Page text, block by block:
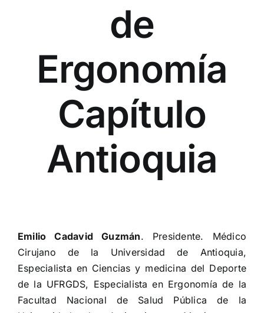
de
Ergonomía
Capítulo
Antioquia
Emilio Cadavid Guzmán. Presidente. Médico
Cirujano de la Universidad de Antioquia,
Especialista en Ciencias y medicina del Deporte
de la UFRGDS, Especialista en Ergonomía de la
Facultad Nacional de Salud Pública de la